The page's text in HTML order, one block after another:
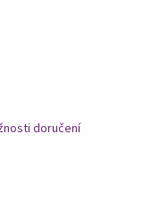
doručení